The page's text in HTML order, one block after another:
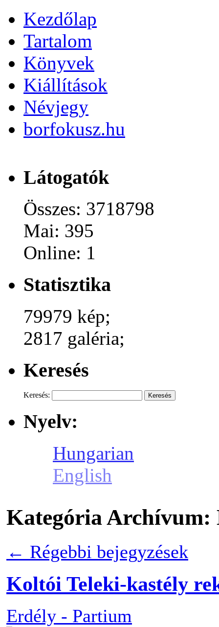
Kezdőlap
Tartalom
Könyvek
Kiállítások
Névjegy
borfokusz.hu
Látogatók
Összes: 3718798
Mai: 395
Online: 1
Statisztika
79979 kép;
2817 galéria;
Keresés
Keresés:
Nyelv:
Hungarian
English
Kategória Archívum:
← Régebbi bejegyzések
Koltói Teleki-kastély
Erdély - Partium